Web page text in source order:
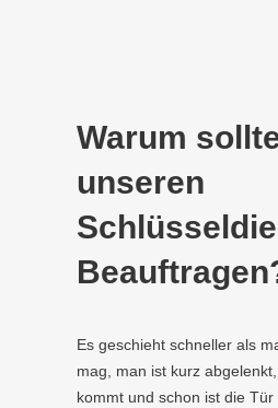
Warum
unseren
Es geschieht schneller als
mag, man ist kurz
kommt und schon ist die